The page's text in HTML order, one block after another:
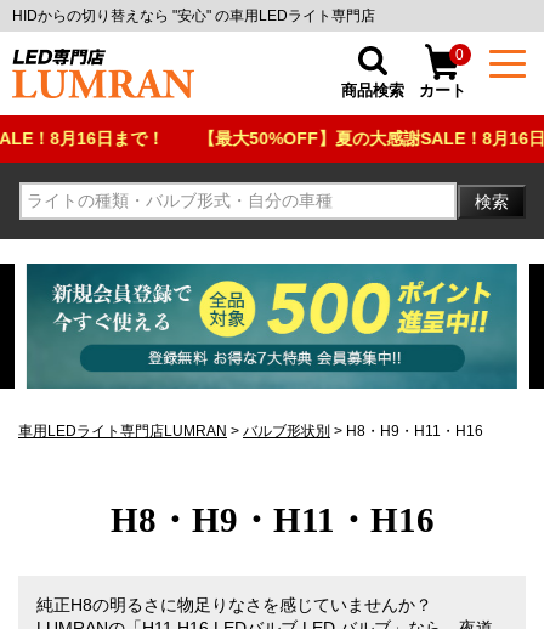
HIDからの切り替えなら "安心" の車用LEDライト専門店
商品検索 カート
0
16日まで！ 【最大50%OFF】夏の大感謝SALE！8月16日まで！
検索
車用LEDライト専門店LUMRAN バルブ形状別 H8・H9・H11・H16
H8・H9・H11・H16
純正H8の明るさに物足りなさを感じていませんか？